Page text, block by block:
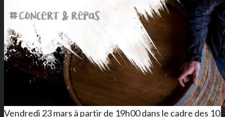
Vendredi 23 mars à partir de 19h00 dans le cadre des 10